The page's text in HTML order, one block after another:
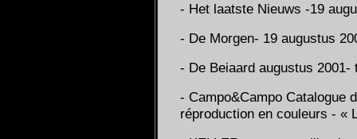
- Het laatste Nieuws -19
- De Morgen- 19 augustus
- De Beiaard augustus 2001-
- Campo&Campo Catalogue
réproduction en couleurs - «